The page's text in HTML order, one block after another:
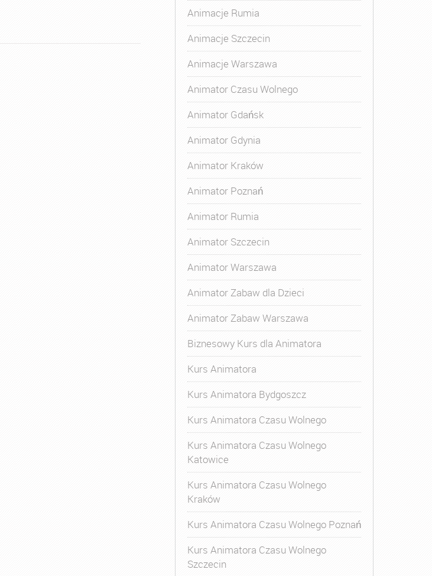
Animacje Rumia
Animacje Szczecin
Animacje Warszawa
Animator Czasu Wolnego
Animator Gdańsk
Animator Gdynia
Animator Kraków
Animator Poznań
Animator Rumia
Animator Szczecin
Animator Warszawa
Animator Zabaw dla Dzieci
Animator Zabaw Warszawa
Biznesowy Kurs dla Animatora
Kurs Animatora
Kurs Animatora Bydgoszcz
Kurs Animatora Czasu Wolnego
Kurs Animatora Czasu Wolnego
Katowice
Kurs Animatora Czasu Wolnego
Kraków
Kurs Animatora Czasu Wolnego Poznań
Kurs Animatora Czasu Wolnego
Szczecin